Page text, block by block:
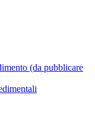
(da pubblicare